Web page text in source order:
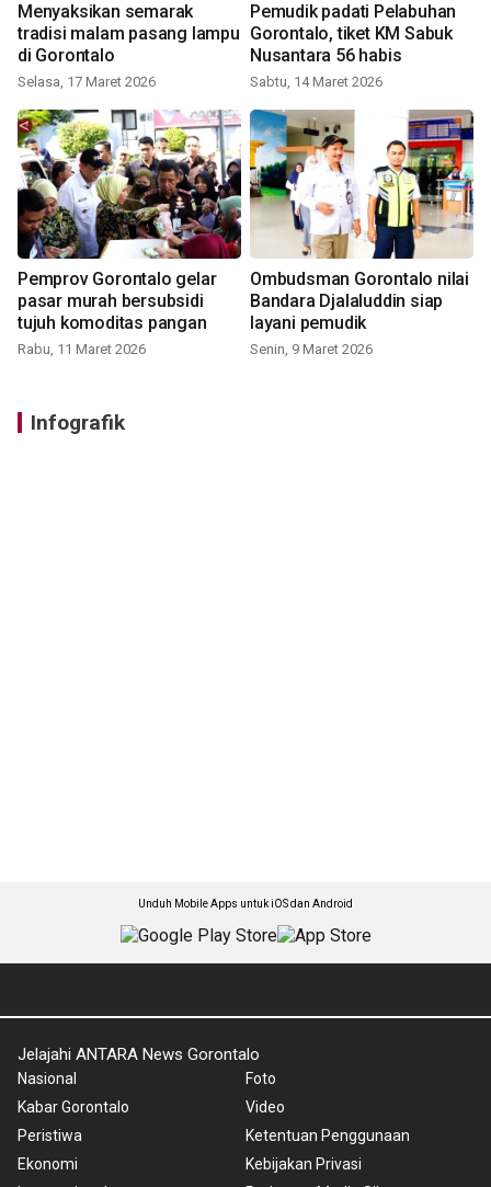
Menyaksikan semarak
tradisi malam pasang lampu
di Gorontalo
Selasa, 17 Maret 2026
Pemudik padati Pelabuhan
Gorontalo, tiket KM Sabuk
Nusantara 56 habis
Sabtu, 14 Maret 2026
Pemprov Gorontalo gelar
pasar murah bersubsidi
tujuh komoditas pangan
Rabu, 11 Maret 2026
Ombudsman Gorontalo nilai
Bandara Djalaluddin siap
layani pemudik
Senin, 9 Maret 2026
Infografik
Unduh Mobile Apps untuk iOS dan Android
Jelajahi ANTARA News Gorontalo
Nasional
Kabar Gorontalo
Peristiwa
Ekonomi
Foto
Video
Ketentuan Penggunaan
Kebijakan Privasi